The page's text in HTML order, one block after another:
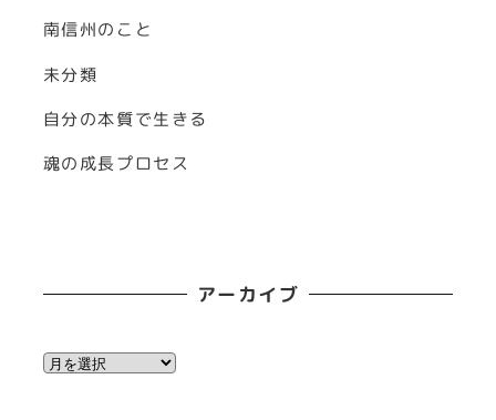
南信州のこと
未分類
自分の本質で生きる
魂の成長プロセス
アーカイブ
ア